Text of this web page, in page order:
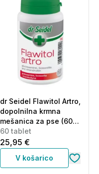
dr Seidel Flawitol Artro,
dopolnilna krmna
mešanica za pse (60
tablet)
60 tablet
25,95 €
V košarico